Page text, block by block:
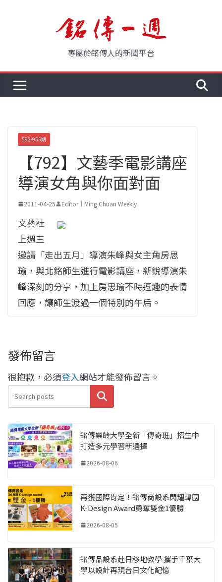
專屬於銘傳人的新聞平台
593-955期
【792】文藝季電影講座
導演女角與你面對面
2011-04-25 Editor｜Ming Chuan Weekly
文藝社
上週三
邀請「走出五月」導演朱峰與女主角房思
瑜，與北銘師生進行電影講座，新銳導演朱
峰深刻的分享，加上房思瑜不時逗趣的表情
回應，讓師生渡過一個特別的午后。
發佈留言
很抱歉，必須登入網站才能發佈留言。
搜尋
銘傳樂齡大學全新「傳奇班」招生中
打造多元學習新選擇
2026-08-06
再獲國際肯定！銘傳商設系閃耀韓國
K-Design Award勇奪雙金1優勝
2026-08-05
銘傳品設系赴日移地教學 攜手千葉大
學以設計再現台日文化記憶